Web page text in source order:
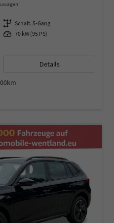
Getriebe Schalt. 5-Gang
Leistung 70 kW (95 PS)
Details